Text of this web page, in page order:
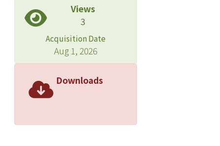
Views
3
Acquisition Date
Aug 1, 2026
Downloads